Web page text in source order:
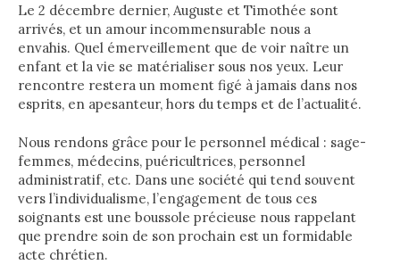
Le 2 décembre dernier, Auguste et Timothée sont
arrivés, et un amour incommensurable nous a
envahis. Quel émerveillement que de voir naître un
enfant et la vie se matérialiser sous nos yeux. Leur
rencontre restera un moment figé à jamais dans nos
esprits, en apesanteur, hors du temps et de l’actualité.
Nous rendons grâce pour le personnel médical : sage-
femmes, médecins, puéricultrices, personnel
administratif, etc. Dans une société qui tend souvent
vers l’individualisme, l’engagement de tous ces
soignants est une boussole précieuse nous rappelant
que prendre soin de son prochain est un formidable
acte chrétien.